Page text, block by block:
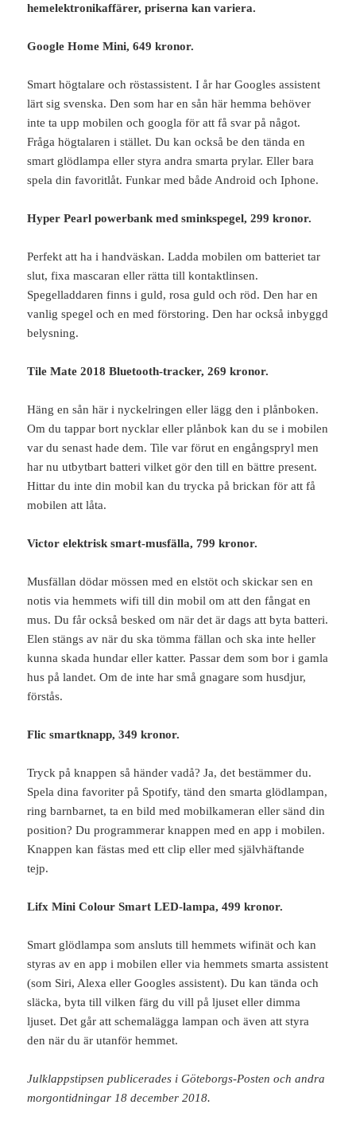
hemelektronikaffärer, priserna kan variera.
Google Home Mini, 649 kronor.
Smart högtalare och röstassistent. I år har Googles assistent
lärt sig svenska. Den som har en sån här hemma behöver
inte ta upp mobilen och googla för att få svar på något.
Fråga högtalaren i stället. Du kan också be den tända en
smart glödlampa eller styra andra smarta prylar. Eller bara
spela din favoritlåt. Funkar med både Android och Iphone.
Hyper Pearl powerbank med sminkspegel, 299 kronor.
Perfekt att ha i handväskan. Ladda mobilen om batteriet tar
slut, fixa mascaran eller rätta till kontaktlinsen.
Spegelladdaren finns i guld, rosa guld och röd. Den har en
vanlig spegel och en med förstoring. Den har också inbyggd
belysning.
Tile Mate 2018 Bluetooth-tracker, 269 kronor.
Häng en sån här i nyckelringen eller lägg den i plånboken.
Om du tappar bort nycklar eller plånbok kan du se i mobilen
var du senast hade dem. Tile var förut en engångspryl men
har nu utbytbart batteri vilket gör den till en bättre present.
Hittar du inte din mobil kan du trycka på brickan för att få
mobilen att låta.
Victor elektrisk smart-musfälla, 799 kronor.
Musfällan dödar mössen med en elstöt och skickar sen en
notis via hemmets wifi till din mobil om att den fångat en
mus. Du får också besked om när det är dags att byta batteri.
Elen stängs av när du ska tömma fällan och ska inte heller
kunna skada hundar eller katter. Passar dem som bor i gamla
hus på landet. Om de inte har små gnagare som husdjur,
förstås.
Flic smartknapp, 349 kronor.
Tryck på knappen så händer vadå? Ja, det bestämmer du.
Spela dina favoriter på Spotify, tänd den smarta glödlampan,
ring barnbarnet, ta en bild med mobilkameran eller sänd din
position? Du programmerar knappen med en app i mobilen.
Knappen kan fästas med ett clip eller med självhäftande
tejp.
Lifx Mini Colour Smart LED-lampa, 499 kronor.
Smart glödlampa som ansluts till hemmets wifinät och kan
styras av en app i mobilen eller via hemmets smarta assistent
(som Siri, Alexa eller Googles assistent). Du kan tända och
släcka, byta till vilken färg du vill på ljuset eller dimma
ljuset. Det går att schemalägga lampan och även att styra
den när du är utanför hemmet.
Julklappstipsen publicerades i Göteborgs-Posten och andra
morgontidningar 18 december 2018.